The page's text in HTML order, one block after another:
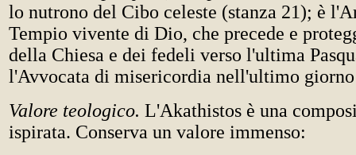
lo nutrono del Cibo celeste (stanza 21); è
Tempio vivente di Dio, che precede e
della Chiesa e dei fedeli verso l'ultima
l'Avvocata di misericordia nell'ultimo giorno
Valore teologico. L'Akathistos è una
ispirata. Conserva un valore immenso: